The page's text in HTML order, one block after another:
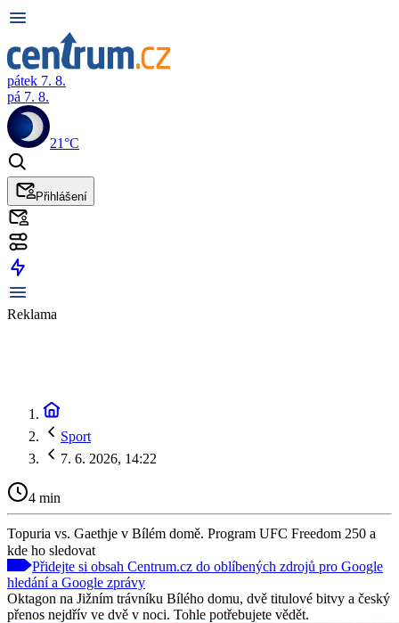
pátek 7. 8.
pá 7. 8.
21°C
Přihlášení
Reklama
Sport
7. 6. 2026, 14:22
4 min
Topuria vs. Gaethje v Bílém domě. Program UFC Freedom 250 a
kde ho sledovat
Přidejte si obsah Centrum.cz do oblíbených zdrojů pro Google
hledání a Google zprávy
Oktagon na Jižním trávníku Bílého domu, dvě titulové bitvy a český
přenos nejdřív ve dvě v noci. Tohle potřebujete vědět.